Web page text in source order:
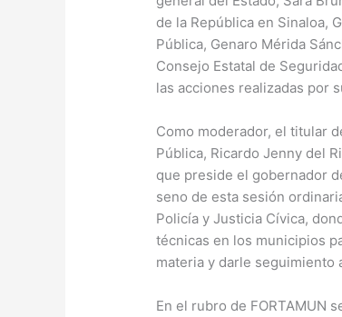
de la República en Sinaloa,
Pública, Genaro Mérida
Consejo Estatal de
las acciones realizadas por
Como moderador, el titular
Pública, Ricardo Jenny del
que preside el gobernador
seno de esta sesión
Policía y Justicia Cívica,
técnicas en los municipios
materia y darle seguimiento
En el rubro de FORTAMUN